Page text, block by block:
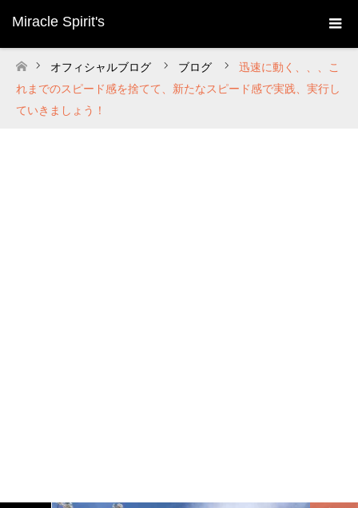
Miracle Spirit's
ホーム
オフィシャルブログ ブログ
迅速に動く、、、こ
れまでのスピード感を捨てて、新たなスピード感で実践、実行し
ていきましょう！